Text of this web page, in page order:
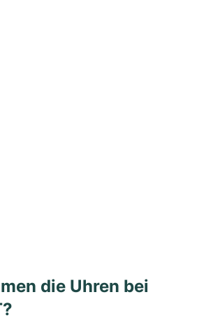
die Uhren bei